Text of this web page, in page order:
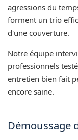
agressions du
forment un trio
d'une couverture.
Notre équipe
professionnels
entretien bien fait
encore saine.
Démoussage